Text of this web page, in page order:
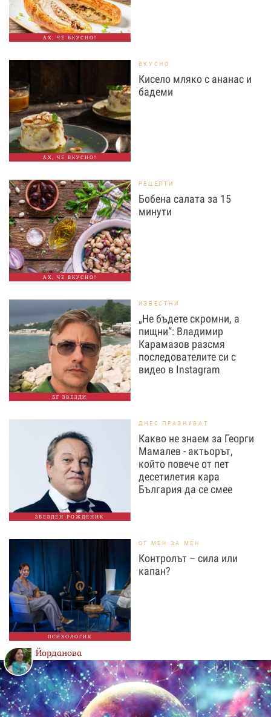
АХ, ЧЕ ВКУСНО!
АХ, ЧЕ ВКУСНО!
ВКУСНО
Кисело мляко с ананас и
бадеми
АХ, ЧЕ ВКУСНО!
РЕЦЕПТИ
Бобена салата за 15
минути
БГ ЗВЕЗДИ
ИЗВЕСТНИ
„Не бъдете скромни, а
пищни“: Владимир
Карамазов разсмя
последователите си с
видео в Instagram
ЗВЕЗДЕН РОЖДЕНИК
ДНЕС ПРАЗНУВАТ
Какво не знаем за Георги
Мамалев - актьорът,
който повече от пет
десетилетия кара
България да се смее
ПСИХОЛОГИЯ
ОТ МЕН ЗА МЕН
Контролът – сила или
капан?
Йорданова